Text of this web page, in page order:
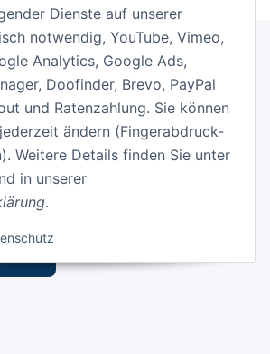
Dienste auf unserer
notwendig, YouTube, Vimeo,
Analytics, Google Ads,
Doofinder, Brevo, PayPal
und Ratenzahlung. Sie können
ändern (Fingerabdruck-
Weitere Details finden Sie unter
in unserer
.